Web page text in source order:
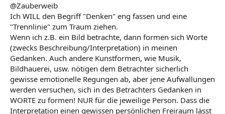
@Zauberweib
Ich WILL den Begriff "Denken" eng fassen und eine
"Trennlinie" zum Traum ziehen.
Wenn ich z.B. ein Bild betrachte, dann formen sich Worte
(zwecks Beschreibung/Interpretation) in meinen
Gedanken. Auch andere Kunstformen, wie Musik,
Bildhauerei, usw. nötigen dem Betrachter sicherlich
gewisse emotionelle Regungen ab, aber jene Aufwallungen
werden versuchen, sich in des Betrachters Gedanken in
WORTE zu formen! NUR für die jeweilige Person. Dass die
Interpretation einen gewissen persönlichen Freiraum lässt